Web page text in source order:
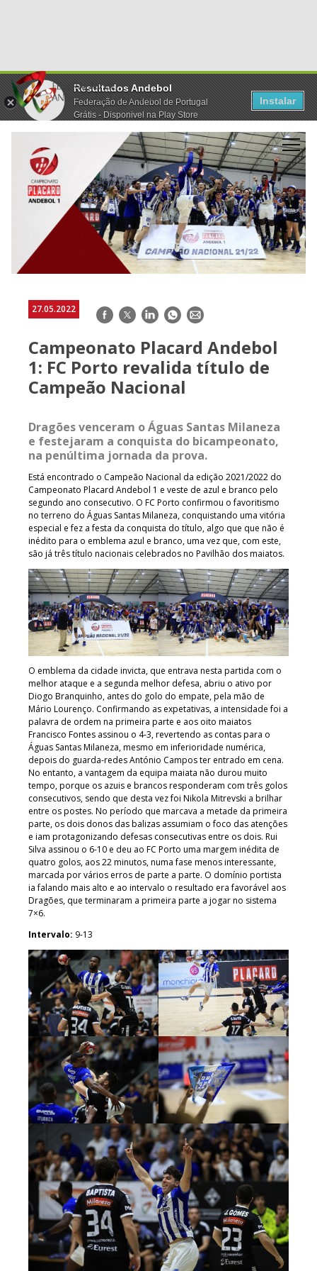
Resultados Andebol
Federação de Andebol de Portugal
Grátis - Disponivel na Play Store
Instalar
27.05.2022 Facebook
TwitterLinkedInWhatsApp
E-
Campeonato Placard Andebol
1: FC Porto revalida título de
Campeão Nacional
Dragões venceram o Águas Santas Milaneza
e festejaram a conquista do bicampeonato,
na penúltima jornada da prova.
Está encontrado o Campeão Nacional da edição 2021/2022 do
Campeonato Placard Andebol 1 e veste de azul e branco pelo
segundo ano consecutivo. O FC Porto confirmou o favoritismo
no terreno do Águas Santas Milaneza, conquistando uma vitória
especial e fez a festa da conquista do título, algo que que não é
inédito para o emblema azul e branco, uma vez que, com este,
são já três título nacionais celebrados no Pavilhão dos maiatos.
O emblema da cidade invicta, que entrava nesta partida com o
melhor ataque e a segunda melhor defesa, abriu o ativo por
Diogo Branquinho, antes do golo do empate, pela mão de
Mário Lourenço. Confirmando as expetativas, a intensidade foi a
palavra de ordem na primeira parte e aos oito maiatos
Francisco Fontes assinou o 4-3, revertendo as contas para o
Águas Santas Milaneza, mesmo em inferioridade numérica,
depois do guarda-redes António Campos ter entrado em cena.
No entanto, a vantagem da equipa maiata não durou muito
tempo, porque os azuis e brancos responderam com três golos
consecutivos, sendo que desta vez foi Nikola Mitrevski a brilhar
entre os postes. No período que marcava a metade da primeira
parte, os dois donos das balizas assumiam o foco das atenções
e iam protagonizando defesas consecutivas entre os dois. Rui
Silva assinou o 6-10 e deu ao FC Porto uma margem inédita de
quatro golos, aos 22 minutos, numa fase menos interessante,
marcada por vários erros de parte a parte. O domínio portista
ia falando mais alto e ao intervalo o resultado era favorável aos
Dragões, que terminaram a primeira parte a jogar no sistema
7×6.
Intervalo: 9-13